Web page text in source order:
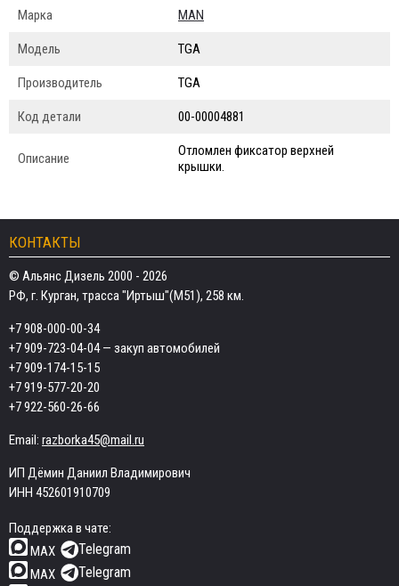
Марка MAN
Модель TGA
Производитель TGA
Код детали 00-00004881
Описание
Отломлен фиксатор верхней
крышки.
КОНТАКТЫ
© Альянс Дизель 2000 - 2026
РФ, г. Курган, трасса "Иртыш"(М51), 258 км.
+7 908-000-00-34
+7 909-723-04-04— закуп автомобилей
+7 909-174-15-15
+7 919-577-20-20
+7 922-560-26-66
Email: razborka45@mail.ru
ИП Дёмин Даниил Владимирович
ИНН 452601910709
Поддержка в чате:
MAX
Telegram
MAX Telegram